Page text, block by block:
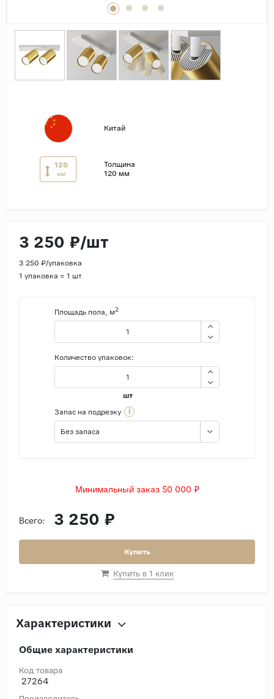
Матовая
Лаппатированная
Сатинированная
Китай
120
мм
Толщина
120 мм
3 250 ₽/шт
3 250 ₽/упаковка
1 упаковка = 1 шт
Площадь пола, м2
Количество упаковок:
шт
Запас на подрезку
i
Без запаса
Минимальный заказ 50 000 ₽
Всего: 3 250 ₽
Купить
Купить в 1 клик
Характеристики
Общие характеристики
Код товара
27264